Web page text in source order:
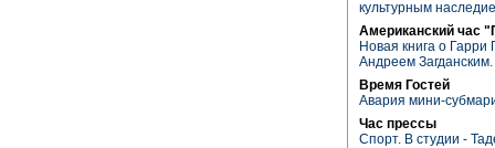
культурным
Американский час
Новая книга о
Андреем
Время Гостей
Авария мини-
Час прессы
Спорт. В студии -